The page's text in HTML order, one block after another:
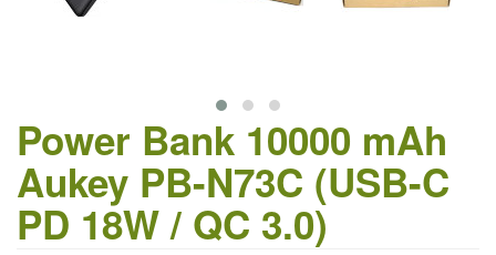
Power Bank 10000 mAh
Aukey PB-N73C (USB-C
PD 18W / QC 3.0)